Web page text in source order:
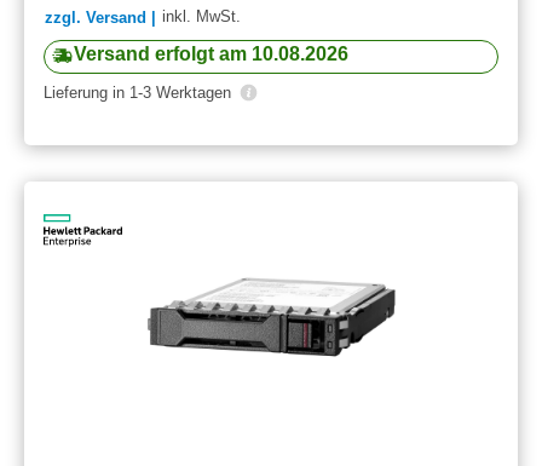
zzgl. Versand | inkl. MwSt.
Versand erfolgt am 10.08.2026
Lieferung in 1-3 Werktagen